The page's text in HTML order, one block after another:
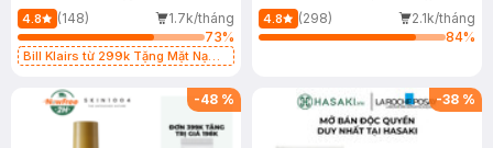
4.8 (148)
1.7k/tháng
73%
Bill Klairs từ 299k Tặng Mặt Nạ
25ml (SL Có Hạn)
400ml
4.8 (298)
2.1k/tháng
84%
-48 % -38 %